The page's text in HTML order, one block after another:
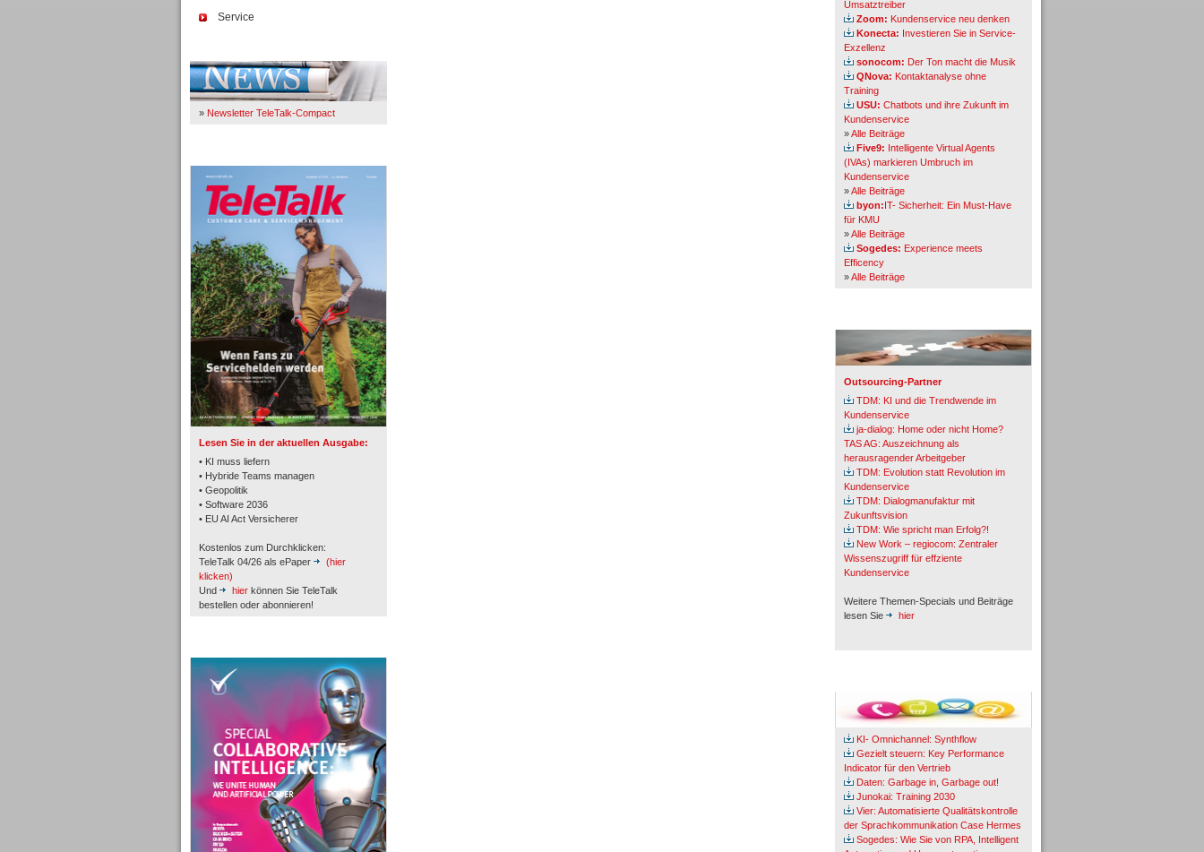
Service
» Newsletter TeleTalk-Compact
Lesen Sie in der aktuellen Ausgabe:
• KI muss liefern
• Hybride Teams managen
• Geopolitik
• Software 2036
• EU AI Act Versicherer
Kostenlos zum Durchklicken:
TeleTalk 04/26 als ePaper
(hier
klicken)
Und
hier können Sie TeleTalk
bestellen oder abonnieren!
TK- und ACD-Systeme
Workforce-Management
Personal
Umsatztreiber
Zoom: Kundenservice neu denken
Konecta: Investieren Sie in Service-
Exzellenz
sonocom: Der Ton macht die Musik
QNova: Kontaktanalyse ohne
Training
USU: Chatbots und ihre Zukunft im
Kundenservice
»Alle Beiträge
Five9: Intelligente Virtual Agents
(IVAs) markieren Umbruch im
Kundenservice
»Alle Beiträge
byon:IT- Sicherheit: Ein Must-Have
für KMU
»Alle Beiträge
Sogedes: Experience meets
Efficency
»Alle Beiträge
Outsourcing-Partner
TDM: KI und die Trendwende im
Kundenservice
ja-dialog: Home oder nicht Home?
TAS AG: Auszeichnung als
herausragender Arbeitgeber
TDM: Evolution statt Revolution im
Kundenservice
TDM: Dialogmanufaktur mit
Zukunftsvision
TDM: Wie spricht man Erfolg?!
New Work – regiocom: Zentraler
Wissenszugriff für effziente
Kundenservice
Weitere Themen-Specials und Beiträge
lesen Sie
hier
KI- Omnichannel: Synthflow
Gezielt steuern: Key Performance
Indicator für den Vertrieb
Daten: Garbage in, Garbage out!
Junokai: Training 2030
Vier: Automatisierte Qualitätskontrolle
der Sprachkommunikation Case Hermes
Sogedes: Wie Sie von RPA, Intelligent